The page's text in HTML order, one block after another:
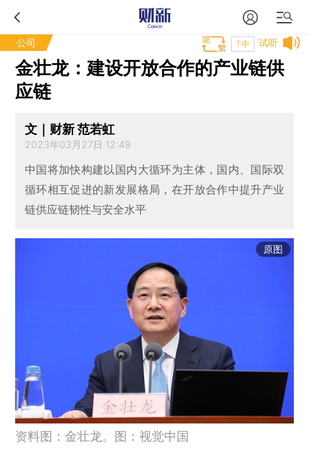
公司 试听
T中
金壮龙：建设开放合作的产业链供
应链
文｜财新 范若虹
2023年03月27日 12:49
中国将加快构建以国内大循环为主体，国内、国际双
循环相互促进的新发展格局，在开放合作中提升产业
链供应链韧性与安全水平
原图
资料图：金壮龙。图：视觉中国